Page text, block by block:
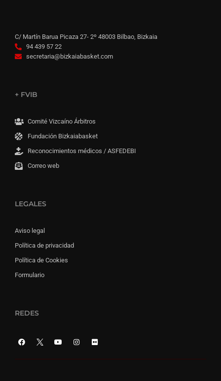
C/ Martín Barua Picaza 27- 2º 48003 Bilbao, Bizkaia
94 439 57 22
secretaria@bizkaiabasket.com
+ FVIB
Comité Vizcaíno Árbitros
Fundación Bizkaiabasket
Reconocimientos médicos / ASFEDEBI
Correo web
LEGALES
Aviso legal
Política de privacidad
Política de Cookies
Formulario
REDES